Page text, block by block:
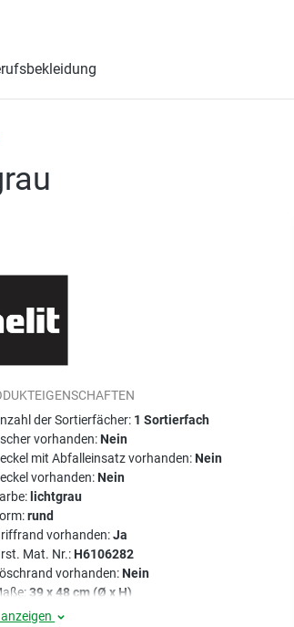
der Sortierfächer: 1 Sortierfach
vorhanden:Nein
mit Abfalleinsatz vorhanden:Nein
vorhanden:Nein
lichtgrau
rund
vorhanden:Ja
Mat. Nr.:H6106282
vorhanden:Nein
39 x 48 cm (Ø x H)